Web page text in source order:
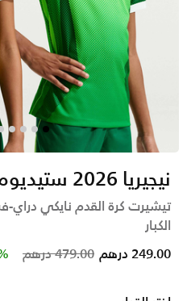
نيجيريا 2026 ستيديوم الأساسي
تيشيرت كرة القدم نايكي
الكبار
reduced from
479.00 درهم to 249.00 درهم